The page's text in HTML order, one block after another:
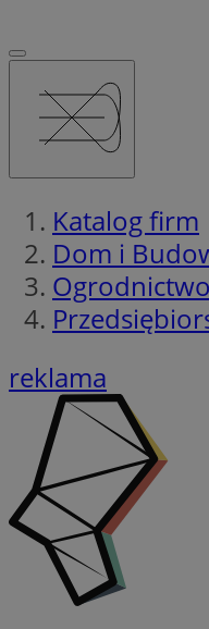
Katalog firm
Dom i
reklama